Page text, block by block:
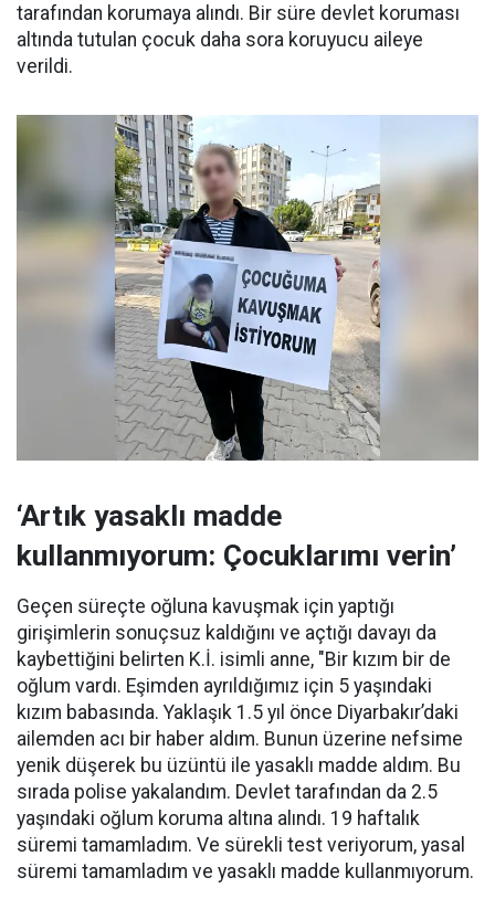
tarafından korumaya alındı. Bir süre devlet koruması
altında tutulan çocuk daha sora koruyucu aileye
verildi.
‘Artık yasaklı madde
kullanmıyorum: Çocuklarımı verin’
Geçen süreçte oğluna kavuşmak için yaptığı
girişimlerin sonuçsuz kaldığını ve açtığı davayı da
kaybettiğini belirten K.İ. isimli anne, "Bir kızım bir de
oğlum vardı. Eşimden ayrıldığımız için 5 yaşındaki
kızım babasında. Yaklaşık 1.5 yıl önce Diyarbakır’daki
ailemden acı bir haber aldım. Bunun üzerine nefsime
yenik düşerek bu üzüntü ile yasaklı madde aldım. Bu
sırada polise yakalandım. Devlet tarafından da 2.5
yaşındaki oğlum koruma altına alındı. 19 haftalık
süremi tamamladım. Ve sürekli test veriyorum, yasal
süremi tamamladım ve yasaklı madde kullanmıyorum.